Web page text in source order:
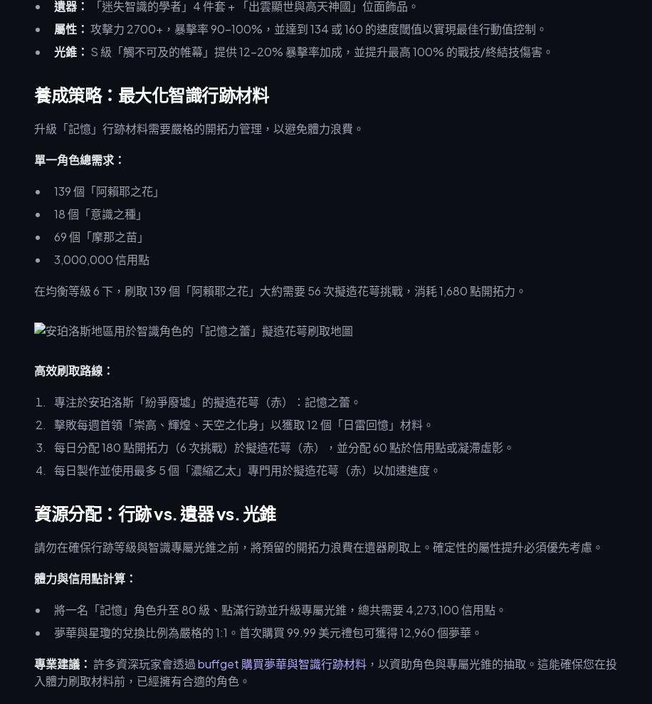
遺器：
「迷失智識的學者」4 件套 + 「出雲顯世與高天神國」位面飾品。
屬性： 攻擊力 2700+，暴擊率 90-100%，並達到 134 或 160 的速度閾值以實現最佳行動值控制。
光錐： S 級「觸不可及的帷幕」提供 12-20% 暴擊率加成，並提升最高 100% 的戰技/終結技傷害。
養成策略：最大化智識行跡材料
升級「記憶」行跡材料需要嚴格的開拓力管理，以避免體力浪費。
單一角色總需求：
139 個「阿賴耶之花」
18 個「意識之種」
69 個「摩那之苗」
3,000,000 信用點
在均衡等級 6 下，刷取 139 個「阿賴耶之花」大約需要 56 次擬造花萼挑戰，消耗 1,680 點開拓力。
高效刷取路線：
專注於安珀洛斯「紛爭廢墟」的擬造花萼（赤）：記憶之蕾。
擊敗每週首領「崇高、輝煌、天空之化身」以獲取 12 個「日雷回憶」材料。
每日分配 180 點開拓力（6 次挑戰）於擬造花萼（赤），並分配 60 點於信用點或凝滯虛影。
每日製作並使用最多 5 個「濃縮乙太」專門用於擬造花萼（赤）以加速進度。
資源分配：行跡 vs. 遺器 vs. 光錐
請勿在確保行跡等級與智識專屬光錐之前，將預留的開拓力浪費在遺器刷取上。確定性的屬性提升必須優先考慮。
體力與信用點計算：
將一名「記憶」角色升至 80 級、點滿行跡並升級專屬光錐，總共需要 4,273,100 信用點。
夢華與星瓊的兌換比例為嚴格的 1:1。首次購買 99.99 美元禮包可獲得 12,960 個夢華。
專業建議： 許多資深玩家會透過buffget 購買夢華與智識行跡材料 ，以資助角色與專屬光錐的抽取。這能確保您在投
入體力刷取材料前，已經擁有合適的角色。